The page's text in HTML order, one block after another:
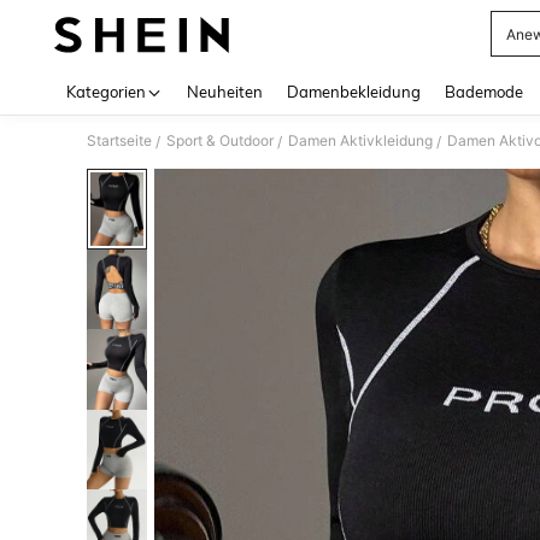
Kategorien Neuheiten Damenbekleidung Bademode
Startseite / Sport & Outdoor / Damen Aktivkleidung / Damen